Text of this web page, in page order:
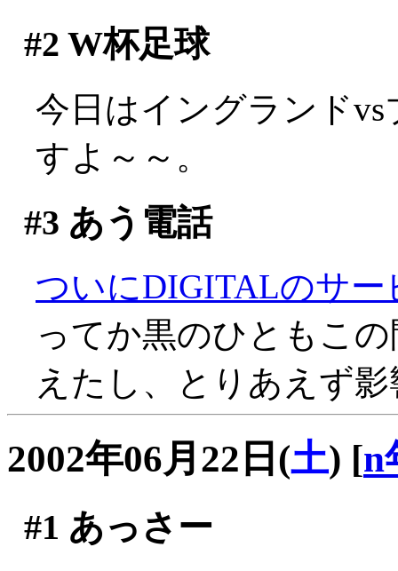
#2 W杯足球
今日はイングランド
すよ～～。
#3 あう電話
ついにDIGITALのサー
ってか黒のひともこ
えたし、とりあえず
2002年06月22日(土) [n
#1 あっさー